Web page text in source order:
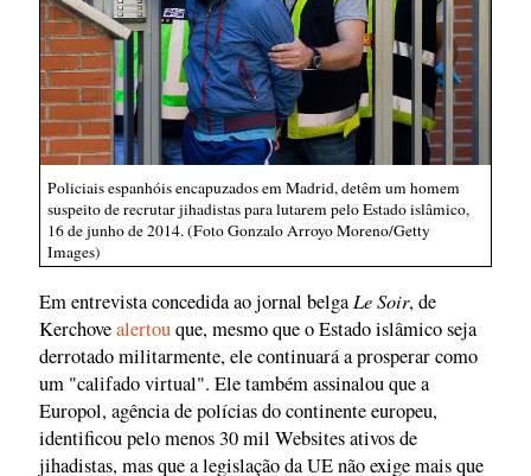
Policiais espanhóis encapuzados em Madrid, detêm um homem
suspeito de recrutar jihadistas para lutarem pelo Estado islâmico,
16 de junho de 2014. (Foto Gonzalo Arroyo Moreno/Getty
Images)
Em entrevista concedida ao jornal belga Le Soir, de
Kerchovealertouque, mesmo que o Estado islâmico seja
derrotado militarmente, ele continuará a prosperar como
um "califado virtual". Ele também assinalou que a
Europol, agência de polícias do continente europeu,
identificou pelo menos 30 mil Websites ativos de
jihadistas, mas que a legislação da UE não exige mais que